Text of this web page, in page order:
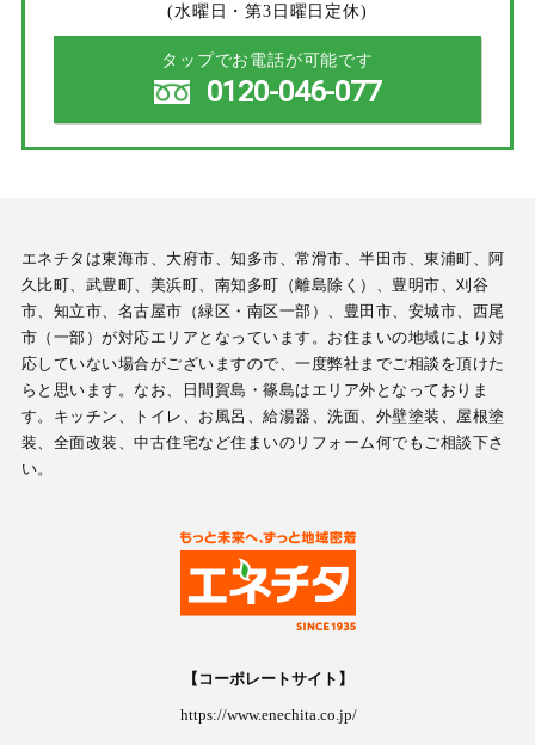
(水曜日・第3日曜日定休)
タップでお電話が可能です
0120-046-077
エネチタは東海市、大府市、知多市、常滑市、半田市、東浦町、阿
久比町、武豊町、美浜町、南知多町（離島除く）、豊明市、刈谷
市、知立市、名古屋市（緑区・南区一部）、豊田市、安城市、西尾
市（一部）が対応エリアとなっています。お住まいの地域により対
応していない場合がございますので、一度弊社までご相談を頂けた
らと思います。なお、日間賀島・篠島はエリア外となっておりま
す。キッチン、トイレ、お風呂、給湯器、洗面、外壁塗装、屋根塗
装、全面改装、中古住宅など住まいのリフォーム何でもご相談下さ
い。
【コーポレートサイト】
https://www.enechita.co.jp/